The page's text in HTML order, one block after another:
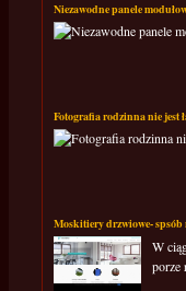
Niezawodne panele
Fotografia rodzinna nie jest
Moskitiery drzwiowe- spsób
W
porze